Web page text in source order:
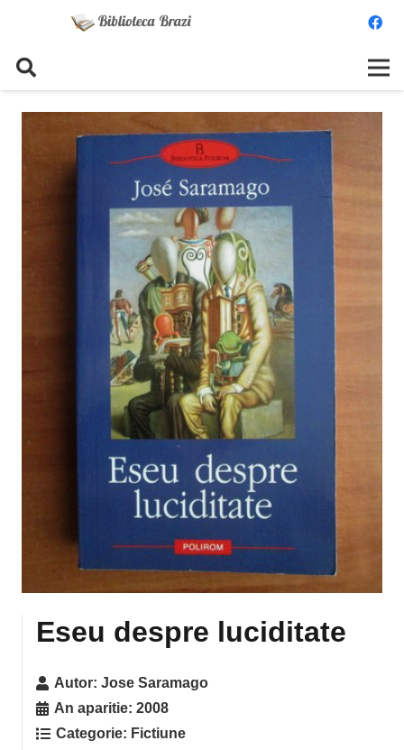
Eseu despre luciditate
Autor:Jose Saramago
An aparitie:2008
Categorie: Fictiune